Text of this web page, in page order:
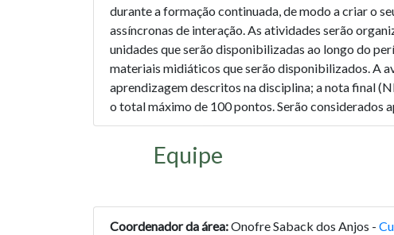
durante a formação continuada, de modo a criar o
assíncronas de interação. As atividades serão
unidades que serão disponibilizadas ao longo do
materiais midiáticos que serão disponibilizados. A
aprendizagem descritos na disciplina; a nota final
o total máximo de 100 pontos. Serão considerados
Equipe
Coordenador da área:Onofre Saback dos Anjos -